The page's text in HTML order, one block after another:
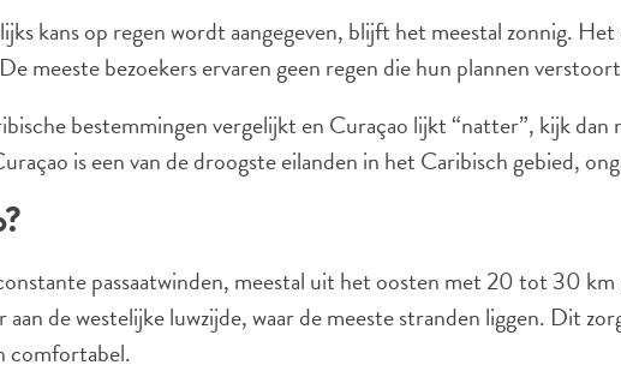
kans op regen wordt aangegeven, blijft het meestal zonnig.
meeste bezoekers ervaren geen regen die hun plannen
bestemmingen vergelijkt en Curaçao lijkt “natter”, kijk dan
is een van de droogste eilanden in het Caribisch gebied,
passaatwinden, meestal uit het oosten met 20 tot 30
de westelijke luwzijde, waar de meeste stranden liggen. Dit
comfortabel.